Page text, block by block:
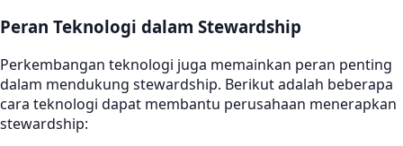
Peran Teknologi dalam Stewardship
Perkembangan teknologi juga memainkan peran penting
dalam mendukung stewardship. Berikut adalah beberapa
cara teknologi dapat membantu perusahaan menerapkan
stewardship: